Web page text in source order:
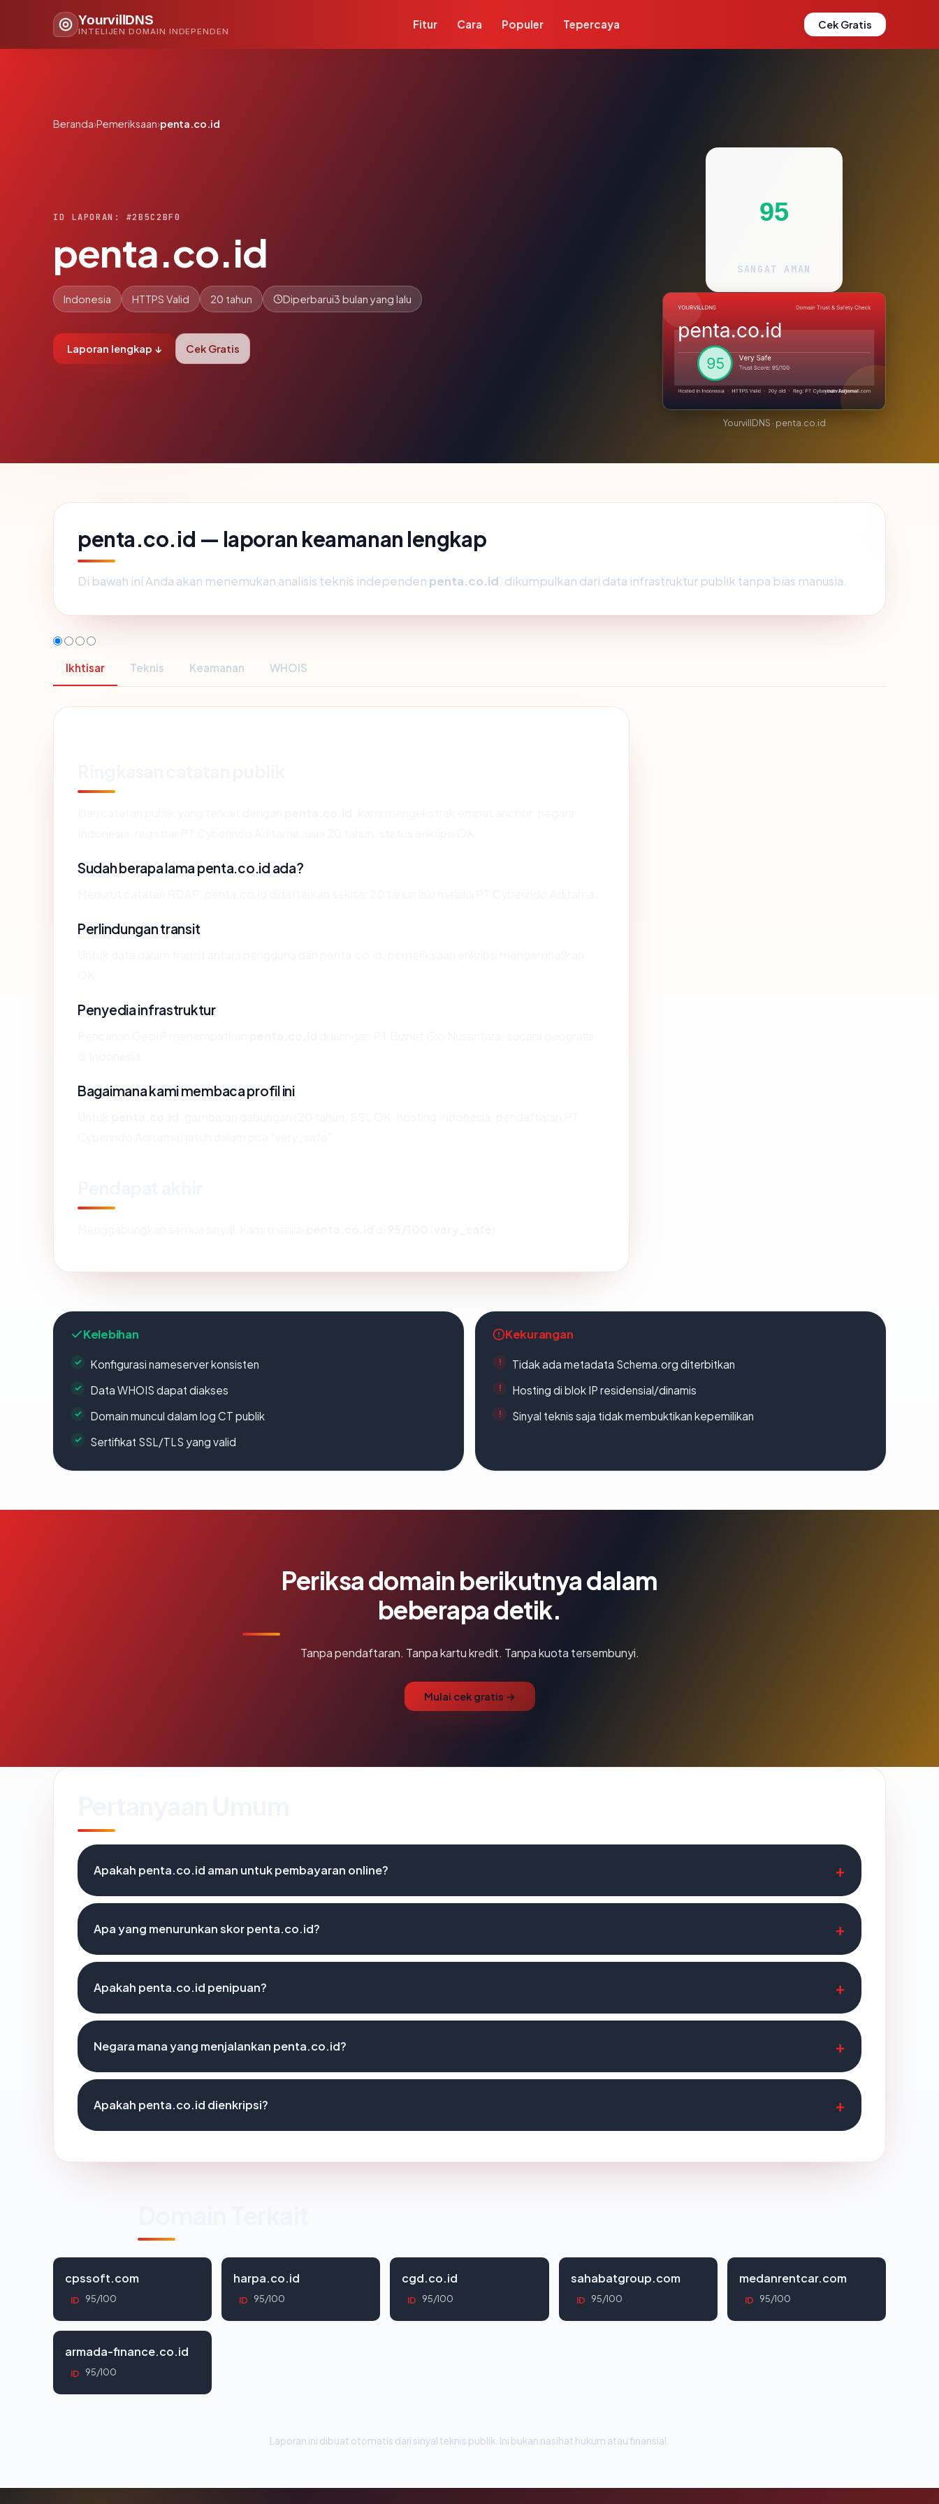
YourvillDNS
INTELIJEN DOMAIN INDEPENDEN
Fitur Cara Populer Tepercaya Cek Gratis
Beranda›Pemeriksaan›penta.co.id
ID LAPORAN: #2B5C2BF0
penta.co.id
Indonesia HTTPS Valid 20 tahun Diperbarui3 bulan yang lalu
Laporan lengkap ↓ Cek Gratis
95
SANGAT AMAN
YourvillDNS · penta.co.id
penta.co.id — laporan keamanan lengkap
Di bawah ini Anda akan menemukan analisis teknis independen penta.co.id , dikumpulkan dari data infrastruktur publik tanpa bias manusia.
Ikhtisar Teknis Keamanan WHOIS
Sudah berapa lama penta.co.id ada?
Perlindungan transit
Penyedia infrastruktur
Bagaimana kami membaca profil ini
Kelebihan
Konfigurasi nameserver konsisten
Data WHOIS dapat diakses
Domain muncul dalam log CT publik
Sertifikat SSL/TLS yang valid
Kekurangan
Tidak ada metadata Schema.org diterbitkan
Hosting di blok IP residensial/dinamis
Sinyal teknis saja tidak membuktikan kepemilikan
Periksa domain berikutnya dalam
beberapa detik.
Tanpa pendaftaran. Tanpa kartu kredit. Tanpa kuota tersembunyi.
Mulai cek gratis →
Apakah penta.co.id aman untuk pembayaran online?
Apa yang menurunkan skor penta.co.id?
Apakah penta.co.id penipuan?
Negara mana yang menjalankan penta.co.id?
Apakah penta.co.id dienkripsi?
cpssoft.com
ID 95/100
harpa.co.id
ID 95/100
cgd.co.id
ID 95/100
sahabatgroup.com
ID 95/100
medanrentcar.com
ID 95/100
armada-finance.co.id
ID 95/100
Laporan ini dibuat otomatis dari sinyal teknis publik. Ini bukan nasihat hukum atau finansial.